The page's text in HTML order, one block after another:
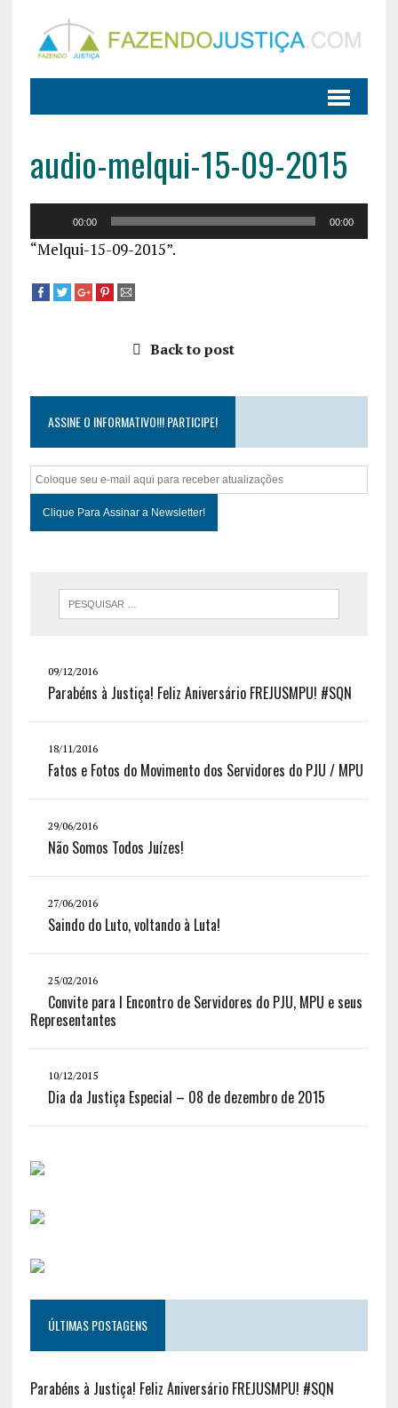
audio-melqui-15-09-2015
áudio
00:00 00:00
“Melqui-15-09-2015”.
Back to post
ASSINE O INFORMATIVO!!! PARTICIPE!
09/12/2016
Parabéns à Justiça! Feliz Aniversário FREJUSMPU! #SQN
18/11/2016
Fatos e Fotos do Movimento dos Servidores do PJU / MPU
29/06/2016
Não Somos Todos Juízes!
27/06/2016
Saindo do Luto, voltando à Luta!
25/02/2016
Convite para I Encontro de Servidores do PJU, MPU e seus
Representantes
10/12/2015
Dia da Justiça Especial – 08 de dezembro de 2015
ÚLTIMAS POSTAGENS
Parabéns à Justiça! Feliz Aniversário FREJUSMPU! #SQN